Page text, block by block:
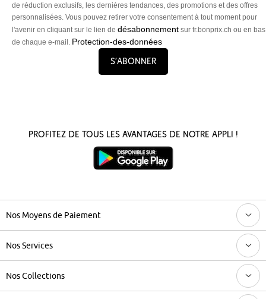
de réduction exclusifs, les dernières tendances, des promotions et des offres
personnalisées. Vous pouvez retirer votre consentement à tout moment pour
l'avenir en cliquant sur le lien de désabonnement sur fr.bonprix.ch ou en bas
de chaque e-mail. Protection-des-données
S’abonner
Profitez de tous les avantages de notre appli !
Nos Moyens de Paiement
Nos Services
Nos Collections